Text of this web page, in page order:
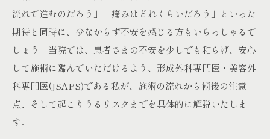
流れで進むのだろう」「痛みはどれくらいだろう」といった
期待と同時に、少なからず不安を感じる方もいらっしゃるで
しょう。当院では、患者さまの不安を少しでも和らげ、安心
して施術に臨んでいただけるよう、形成外科専門医・美容外
科専門医(JSAPS)である私が、施術の流れから術後の注意
点、そして起こりうるリスクまでを具体的に解説いたしま
す。